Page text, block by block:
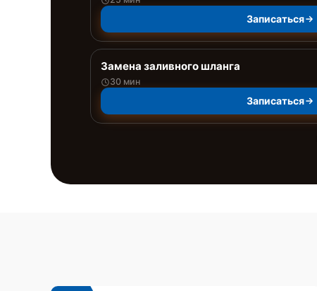
Записаться
Замена заливного шланга
30 мин
Записаться